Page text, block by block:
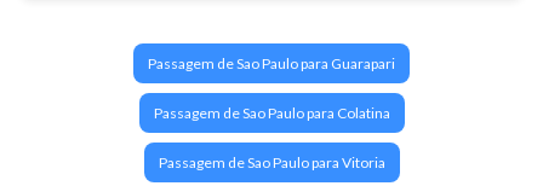
Passagem de Sao Paulo para Guarapari
Passagem de Sao Paulo para Colatina
Passagem de Sao Paulo para Vitoria